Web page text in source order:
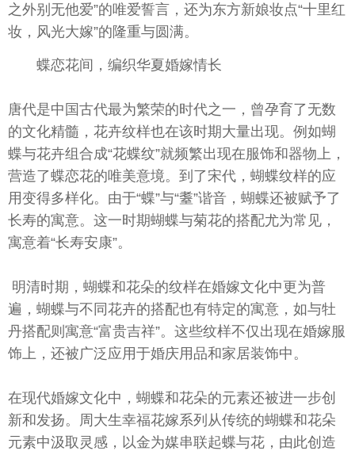
之外别无他爱”的唯爱誓言，还为东方新娘妆点“十里红
妆，风光大嫁”的隆重与圆满。
蝶恋花间，编织华夏婚嫁情长
唐代是中国古代最为繁荣的时代之一，曾孕育了无数
的文化精髓，花卉纹样也在该时期大量出现。例如蝴
蝶与花卉组合成“花蝶纹”就频繁出现在服饰和器物上，
营造了蝶恋花的唯美意境。到了宋代，蝴蝶纹样的应
用变得多样化。由于“蝶”与“耋”谐音，蝴蝶还被赋予了
长寿的寓意。这一时期蝴蝶与菊花的搭配尤为常见，
寓意着“长寿安康”。
明清时期，蝴蝶和花朵的纹样在婚嫁文化中更为普
遍，蝴蝶与不同花卉的搭配也有特定的寓意，如与牡
丹搭配则寓意“富贵吉祥”。这些纹样不仅出现在婚嫁服
饰上，还被广泛应用于婚庆用品和家居装饰中。
在现代婚嫁文化中，蝴蝶和花朵的元素还被进一步创
新和发扬。周大生幸福花嫁系列从传统的蝴蝶和花朵
元素中汲取灵感，以金为媒串联起蝶与花，由此创造